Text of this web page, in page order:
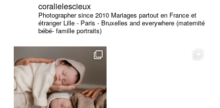
coralielescieux
Photographer since 2010 Mariages partout en France et
étranger Lille - Paris - Bruxelles and everywhere (maternité
bébé- famille portraits)